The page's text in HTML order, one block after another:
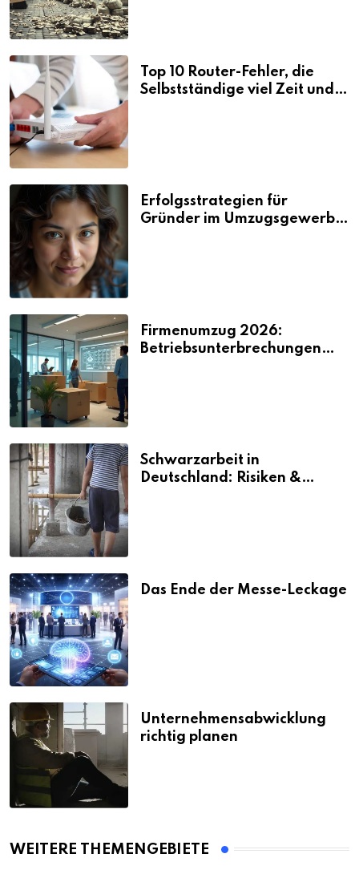
Top 10 Router-Fehler, die
Selbstständige viel Zeit und
Erfolgsstrategien für
Gründer im Umzugsgewerbe
Firmenumzug 2026:
Betriebsunterbrechungen
Schwarzarbeit in
Deutschland: Risiken &
Das Ende der Messe-Leckage
Unternehmensabwicklung
richtig planen
WEITERE THEMENGEBIETE